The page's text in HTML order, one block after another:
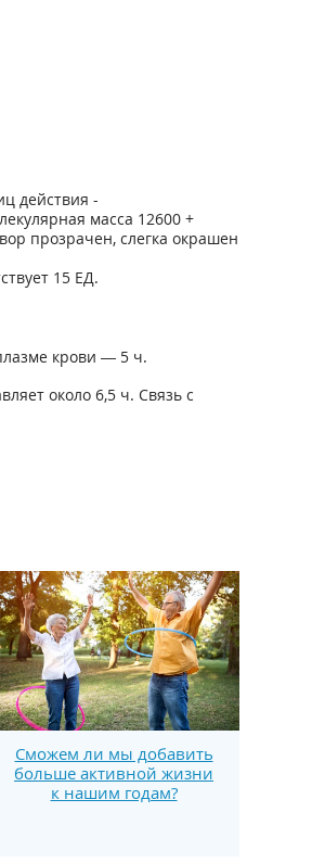
действия -
масса 12600 +
прозрачен, слегка окрашен
15 ЕД.
крови — 5 ч.
около 6,5 ч. Связь с
Сможем ли мы добавить
больше активной жизни
к нашим годам?